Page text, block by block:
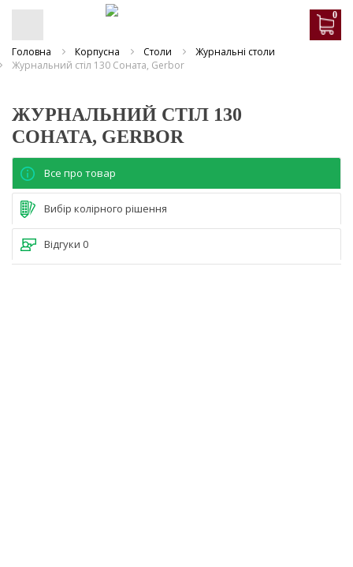
0
Головна Корпусна Столи
Журнальні столи
Журнальний стіл 130 Соната, Gerbor
ЖУРНАЛЬНИЙ СТІЛ 130
СОНАТА, GERBOR
Все про товар
Вибір колірного рішення
Відгуки 0